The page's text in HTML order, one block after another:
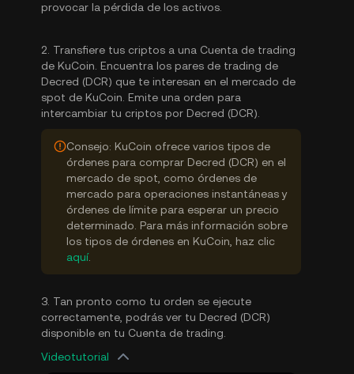
provocar la pérdida de los activos.
2. Transfiere tus criptos a una Cuenta de trading
de KuCoin. Encuentra los pares de trading de
Decred (DCR) que te interesan en el mercado de
spot de KuCoin. Emite una orden para
intercambiar tu criptos por Decred (DCR).
Consejo: KuCoin ofrece varios tipos de
órdenes para comprar Decred (DCR) en el
mercado de spot, como órdenes de
mercado para operaciones instantáneas y
órdenes de límite para esperar un precio
determinado. Para más información sobre
los tipos de órdenes en KuCoin, haz clic
aquí.
3. Tan pronto como tu orden se ejecute
correctamente, podrás ver tu Decred (DCR)
disponible en tu Cuenta de trading.
Videotutorial